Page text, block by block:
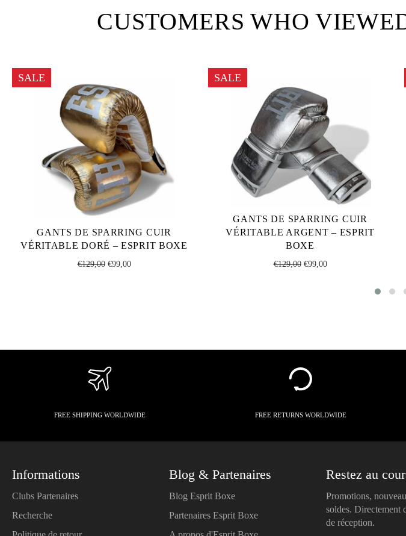
CUSTOMERS WHO
GANTS DE SPARRING CUIR
VÉRITABLE DORÉ – ESPRIT BOXE
Regular
€129,00Sale
€99,00
SALE
GANTS DE SPARRING CUIR
VÉRITABLE ARGENT – ESPRIT
BOXE
Regular
€129,00Sale
€99,00
SALE
FREE SHIPPING WORLDWIDE FREE RETURNS WORLDWIDE
Informations
Clubs Partenaires
Recherche
Blog & Partenaires
Blog Esprit Boxe
Partenaires Esprit Boxe
Restez au
Promotions,
soldes. Directement
de réception.